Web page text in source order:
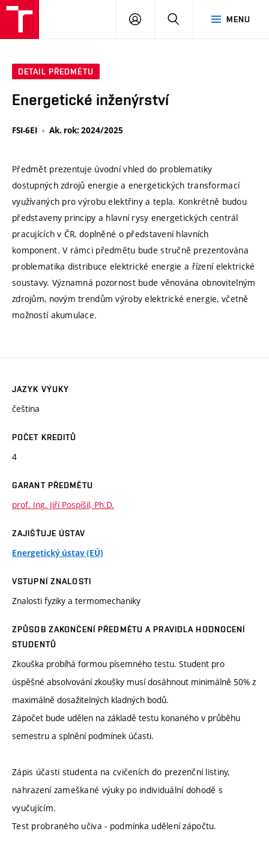
MENU
PŘIHLÁSIT
DETAIL PŘEDMĚTU
Energetické inženýrství
FSI-6EI Ak. rok: 2024/2025
Předmět prezentuje úvodní vhled do problematiky
dostupných zdrojů energie a energetických transformací
využívaných pro výrobu elektřiny a tepla. Konkrétně budou
představeny principy a hlavní rysy energetických centrál
pracujících v ČR, doplněné o představení hlavních
komponent. V rámci předmětu bude stručně prezentována
problematika distribuce elektrické energie a řízení elektrické
soustavy. Významná pozornost bude věnována obnovitelným
zdrojům, novým trendům výroby elektrické energie, včetně
možností akumulace.
JAZYK VÝUKY
čeština
POČET KREDITŮ
4
GARANT PŘEDMĚTU
prof. Ing. Jiří Pospíšil, Ph.D.
ZAJIŠŤUJE ÚSTAV
Energetický ústav (EÚ)
VSTUPNÍ ZNALOSTI
Znalosti fyziky a termomechaniky
ZPŮSOB ZAKONČENÍ PŘEDMĚTU A PRAVIDLA HODNOCENÍ
STUDENTŮ
Zkouška probíhá formou písemného testu. Student pro
úspěšné absolvování zkoušky musí dosáhnout minimálně 50% z
maximálně dosažitelných kladných bodů.
Zápočet bude udělen na základě testu konaného v průběhu
semestru a splnění podmínek účasti.
Zápis účasti studenta na cvičeních do prezenční listiny,
nahrazení zameškané výuky po individuální dohodě s
vyučujícím.
Test probraného učiva - podmínka udělení zápočtu.